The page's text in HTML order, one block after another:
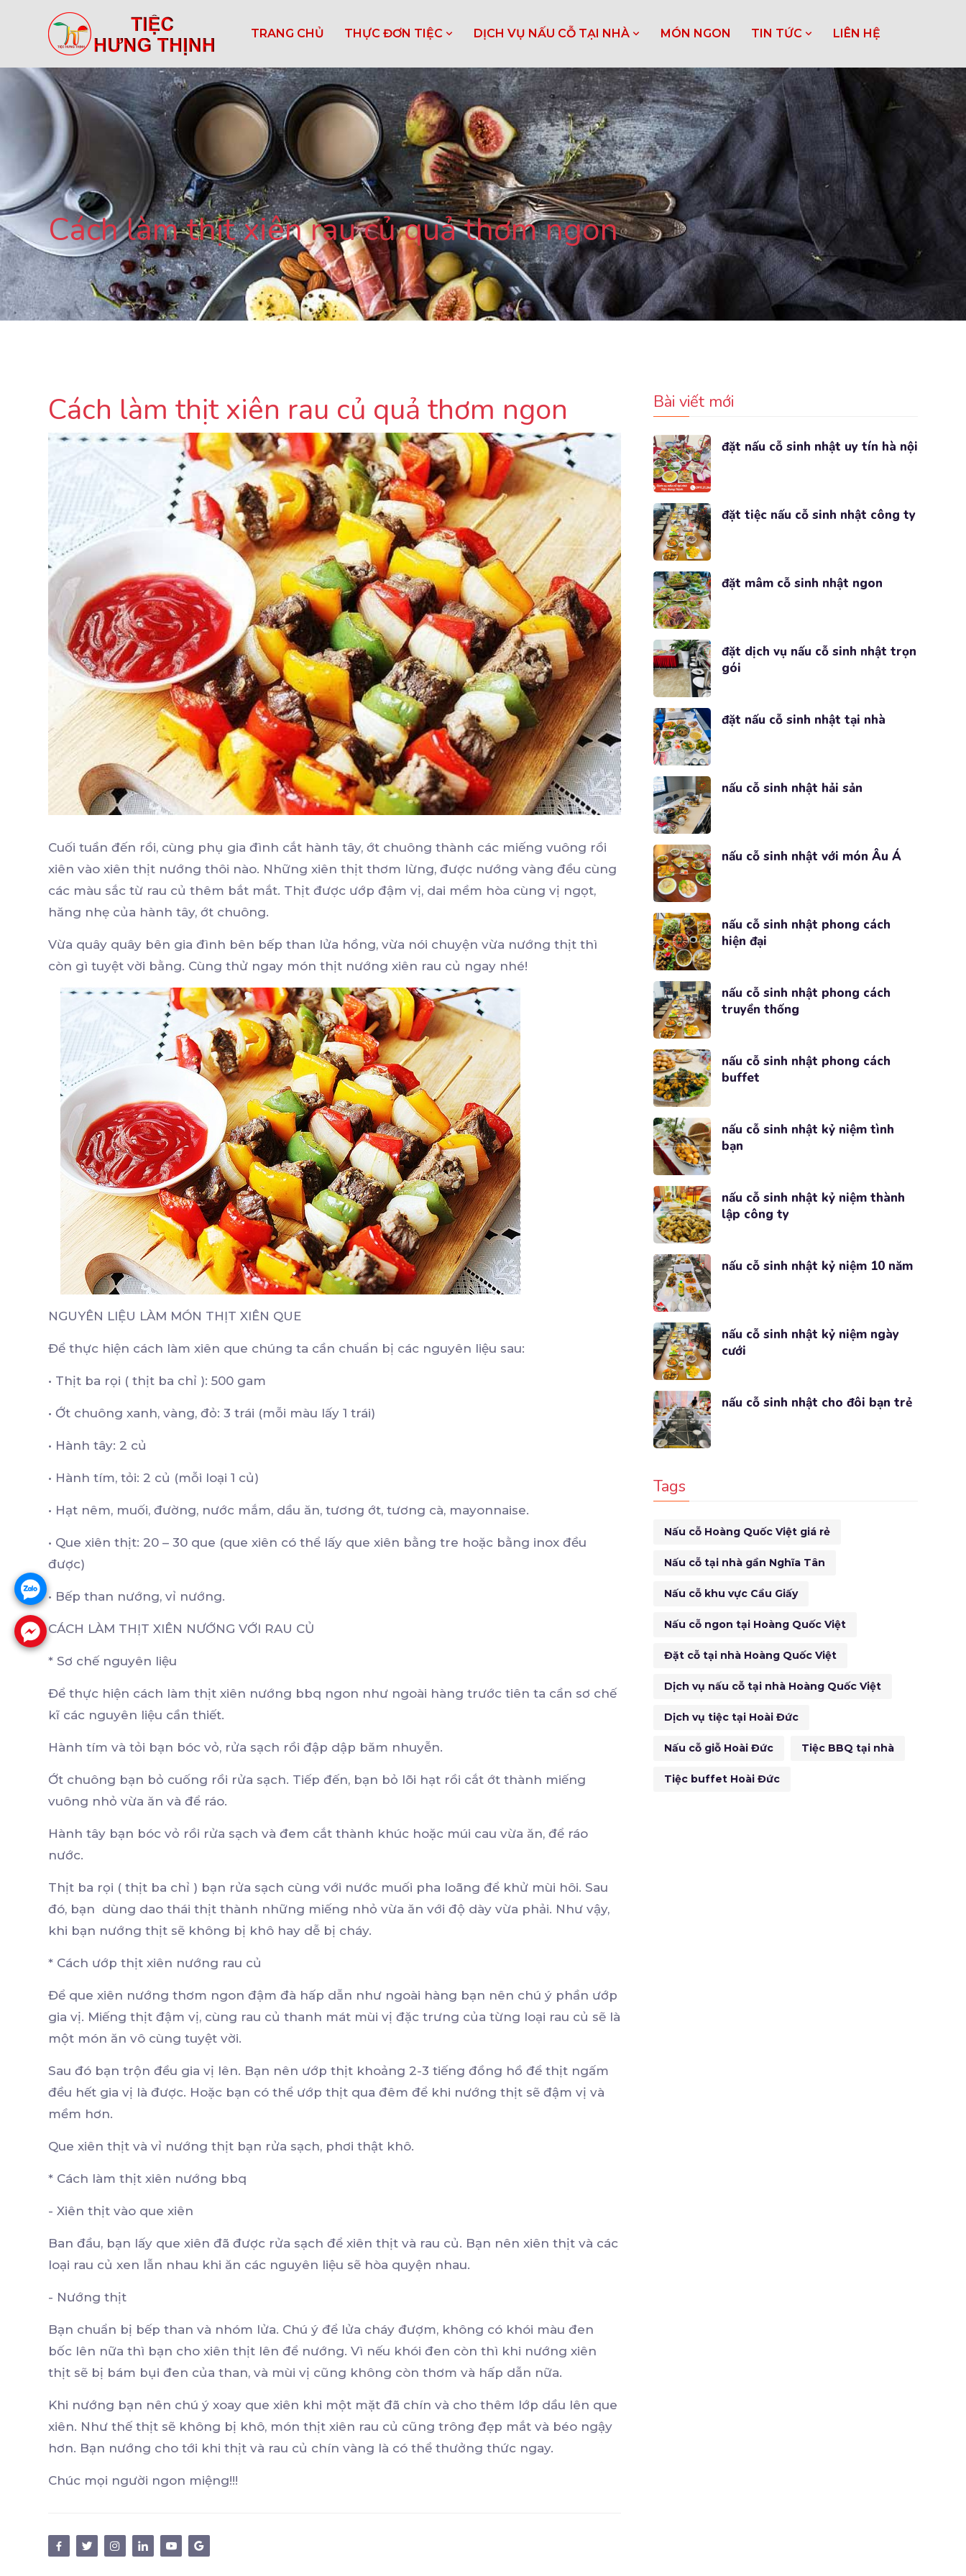
TRANG CHỦ THỰC ĐƠN TIỆC DỊCH VỤ NẤU CỖ TẠI NHÀ MÓN NGON TIN TỨC LIÊN HỆ
Cách làm thịt xiên rau củ quả thơm ngon
Cách làm thịt xiên rau củ quả thơm ngon
Cuối tuần đến rồi, cùng phụ gia đình cắt hành tây, ớt chuông thành các miếng vuông rồi
xiên vào xiên thịt nướng thôi nào. Những xiên thịt thơm lừng, được nướng vàng đều cùng
các màu sắc từ rau củ thêm bắt mắt. Thịt được ướp đậm vị, dai mềm hòa cùng vị ngọt,
hăng nhẹ của hành tây, ớt chuông.
Vừa quây quây bên gia đình bên bếp than lửa hồng, vừa nói chuyện vừa nướng thịt thì
còn gì tuyệt vời bằng. Cùng thử ngay món thịt nướng xiên rau củ ngay nhé!
NGUYÊN LIỆU LÀM MÓN THỊT XIÊN QUE
Để thực hiện cách làm xiên que chúng ta cần chuẩn bị các nguyên liệu sau:
• Thịt ba rọi ( thịt ba chỉ ): 500 gam
• Ớt chuông xanh, vàng, đỏ: 3 trái (mỗi màu lấy 1 trái)
• Hành tây: 2 củ
• Hành tím, tỏi: 2 củ (mỗi loại 1 củ)
• Hạt nêm, muối, đường, nước mắm, dầu ăn, tương ớt, tương cà, mayonnaise.
• Que xiên thịt: 20 – 30 que (que xiên có thể lấy que xiên bằng tre hoặc bằng inox đều
được)
• Bếp than nướng, vỉ nướng.
CÁCH LÀM THỊT XIÊN NƯỚNG VỚI RAU CỦ
* Sơ chế nguyên liệu
Để thực hiện cách làm thịt xiên nướng bbq ngon như ngoài hàng trước tiên ta cần sơ chế
kĩ các nguyên liệu cần thiết.
Hành tím và tỏi bạn bóc vỏ, rửa sạch rồi đập dập băm nhuyễn.
Ớt chuông bạn bỏ cuống rồi rửa sạch. Tiếp đến, bạn bỏ lõi hạt rồi cắt ớt thành miếng
vuông nhỏ vừa ăn và để ráo.
Hành tây bạn bóc vỏ rồi rửa sạch và đem cắt thành khúc hoặc múi cau vừa ăn, để ráo
nước.
Thịt ba rọi ( thịt ba chỉ ) bạn rửa sạch cùng với nước muối pha loãng để khử mùi hôi. Sau
đó, bạn dùng dao thái thịt thành những miếng nhỏ vừa ăn với độ dày vừa phải. Như vậy,
khi bạn nướng thịt sẽ không bị khô hay dễ bị cháy.
* Cách ướp thịt xiên nướng rau củ
Để que xiên nướng thơm ngon đậm đà hấp dẫn như ngoài hàng bạn nên chú ý phần ướp
gia vị. Miếng thịt đậm vị, cùng rau củ thanh mát mùi vị đặc trưng của từng loại rau củ sẽ là
một món ăn vô cùng tuyệt vời.
Sau đó bạn trộn đều gia vị lên. Bạn nên ướp thịt khoảng 2-3 tiếng đồng hồ để thịt ngấm
đều hết gia vị là được. Hoặc bạn có thể ướp thịt qua đêm để khi nướng thịt sẽ đậm vị và
mềm hơn.
Que xiên thịt và vỉ nướng thịt bạn rửa sạch, phơi thật khô.
* Cách làm thịt xiên nướng bbq
- Xiên thịt vào que xiên
Ban đầu, bạn lấy que xiên đã được rửa sạch để xiên thịt và rau củ. Bạn nên xiên thịt và các
loại rau củ xen lẫn nhau khi ăn các nguyên liệu sẽ hòa quyện nhau.
- Nướng thịt
Bạn chuẩn bị bếp than và nhóm lửa. Chú ý để lửa cháy đượm, không có khói màu đen
bốc lên nữa thì bạn cho xiên thịt lên để nướng. Vì nếu khói đen còn thì khi nướng xiên
thịt sẽ bị bám bụi đen của than, và mùi vị cũng không còn thơm và hấp dẫn nữa.
Khi nướng bạn nên chú ý xoay que xiên khi một mặt đã chín và cho thêm lớp dầu lên que
xiên. Như thế thịt sẽ không bị khô, món thịt xiên rau củ cũng trông đẹp mắt và béo ngậy
hơn. Bạn nướng cho tới khi thịt và rau củ chín vàng là có thể thưởng thức ngay.
Chúc mọi người ngon miệng!!!
Bài viết mới
đặt nấu cỗ sinh nhật uy tín hà nội
đặt tiệc nấu cỗ sinh nhật công ty
đặt mâm cỗ sinh nhật ngon
đặt dịch vụ nấu cỗ sinh nhật trọn
gói
đặt nấu cỗ sinh nhật tại nhà
nấu cỗ sinh nhật hải sản
nấu cỗ sinh nhật với món Âu Á
nấu cỗ sinh nhật phong cách
hiện đại
nấu cỗ sinh nhật phong cách
truyền thống
nấu cỗ sinh nhật phong cách
buffet
nấu cỗ sinh nhật kỷ niệm tình
bạn
nấu cỗ sinh nhật kỷ niệm thành
lập công ty
nấu cỗ sinh nhật kỷ niệm 10 năm
nấu cỗ sinh nhật kỷ niệm ngày
cưới
nấu cỗ sinh nhật cho đôi bạn trẻ
Tags
Nấu cỗ Hoàng Quốc Việt giá rẻ
Nấu cỗ tại nhà gần Nghĩa Tân
Nấu cỗ khu vực Cầu Giấy
Nấu cỗ ngon tại Hoàng Quốc Việt
Đặt cỗ tại nhà Hoàng Quốc Việt
Dịch vụ nấu cỗ tại nhà Hoàng Quốc Việt
Dịch vụ tiệc tại Hoài Đức
Nấu cỗ giỗ Hoài Đức Tiệc BBQ tại nhà
Tiệc buffet Hoài Đức